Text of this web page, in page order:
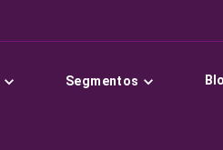
Segmentos